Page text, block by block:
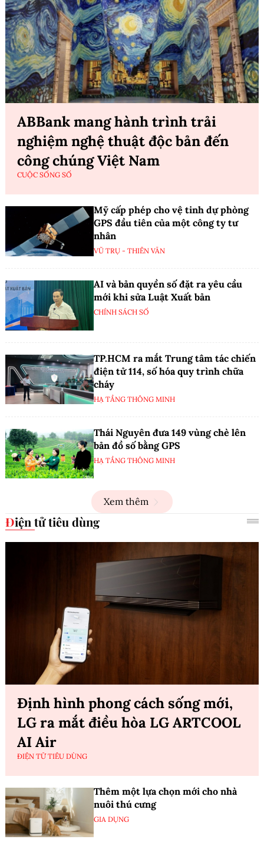
ABBank mang hành trình trải
nghiệm nghệ thuật độc bản đến
công chúng Việt Nam
CUỘC SỐNG SỐ
Mỹ cấp phép cho vệ tinh dự phòng
GPS đầu tiên của một công ty tư
nhân
VŨ TRỤ - THIÊN VĂN
AI và bản quyền số đặt ra yêu cầu
mới khi sửa Luật Xuất bản
CHÍNH SÁCH SỐ
TP.HCM ra mắt Trung tâm tác chiến
điện tử 114, số hóa quy trình chữa
cháy
HẠ TẦNG THÔNG MINH
Thái Nguyên đưa 149 vùng chè lên
bản đồ số bằng GPS
HẠ TẦNG THÔNG MINH
Xem thêm
Điện tử tiêu dùng
Định hình phong cách sống mới,
LG ra mắt điều hòa LG ARTCOOL
AI Air
ĐIỆN TỬ TIÊU DÙNG
Thêm một lựa chọn mới cho nhà
nuôi thú cưng
GIA DỤNG